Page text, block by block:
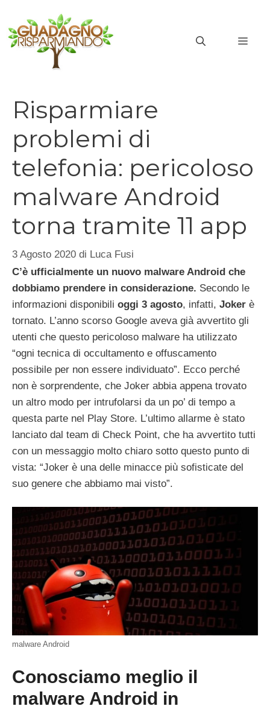
contenuto
Risparmiare
problemi di
telefonia: pericoloso
malware Android
torna tramite 11 app
3 Agosto 2020 di Luca Fusi
C’è ufficialmente un nuovo malware Android che
dobbiamo prendere in considerazione. Secondo le
informazioni disponibili oggi 3 agosto, infatti, Joker è
tornato. L’anno scorso Google aveva già avvertito gli
utenti che questo pericoloso malware ha utilizzato
“ogni tecnica di occultamento e offuscamento
possibile per non essere individuato”. Ecco perché
non è sorprendente, che Joker abbia appena trovato
un altro modo per intrufolarsi da un po’ di tempo a
questa parte nel Play Store. L’ultimo allarme è stato
lanciato dal team di Check Point, che ha avvertito tutti
con un messaggio molto chiaro sotto questo punto di
vista: “Joker è una delle minacce più sofisticate del
suo genere che abbiamo mai visto”.
malware Android
Conosciamo meglio il
malware Android in